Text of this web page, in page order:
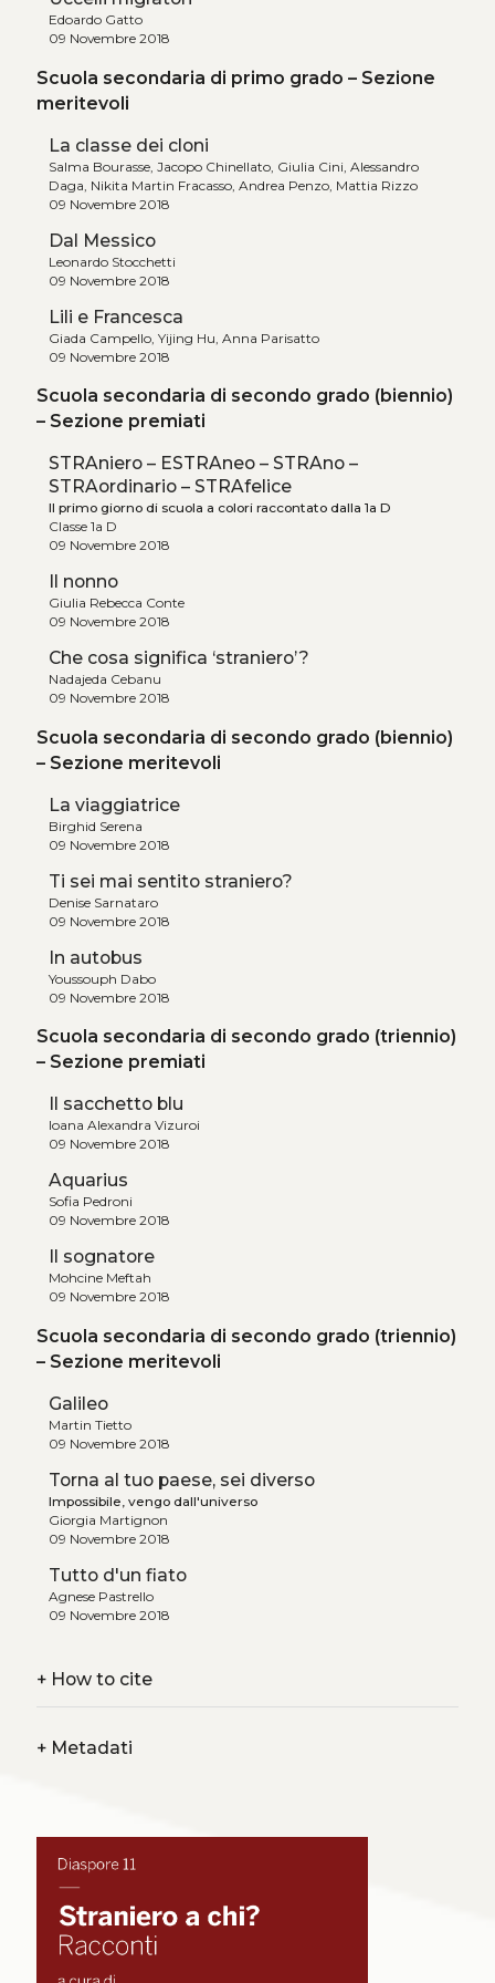
Edoardo Gatto
09 Novembre 2018
Scuola secondaria di primo grado – Sezione
meritevoli
La classe dei cloni
Salma Bourasse, Jacopo Chinellato, Giulia Cini, Alessandro
Daga, Nikita Martin Fracasso, Andrea Penzo, Mattia Rizzo
09 Novembre 2018
Dal Messico
Leonardo Stocchetti
09 Novembre 2018
Lili e Francesca
Giada Campello, Yijing Hu, Anna Parisatto
09 Novembre 2018
Scuola secondaria di secondo grado (biennio)
– Sezione premiati
STRAniero – ESTRAneo – STRAno –
STRAordinario – STRAfelice
Il primo giorno di scuola a colori raccontato dalla 1a D
Classe 1a D
09 Novembre 2018
Il nonno
Giulia Rebecca Conte
09 Novembre 2018
Che cosa significa ‘straniero’?
Nadajeda Cebanu
09 Novembre 2018
Scuola secondaria di secondo grado (biennio)
– Sezione meritevoli
La viaggiatrice
Birghid Serena
09 Novembre 2018
Ti sei mai sentito straniero?
Denise Sarnataro
09 Novembre 2018
In autobus
Youssouph Dabo
09 Novembre 2018
Scuola secondaria di secondo grado (triennio)
– Sezione premiati
Il sacchetto blu
Ioana Alexandra Vizuroi
09 Novembre 2018
Aquarius
Sofia Pedroni
09 Novembre 2018
Il sognatore
Mohcine Meftah
09 Novembre 2018
Scuola secondaria di secondo grado (triennio)
– Sezione meritevoli
Galileo
Martin Tietto
09 Novembre 2018
Torna al tuo paese, sei diverso
Impossibile, vengo dall'universo
Giorgia Martignon
09 Novembre 2018
Tutto d'un fiato
Agnese Pastrello
09 Novembre 2018
+How to cite
+Metadati